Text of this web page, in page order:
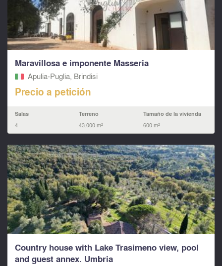
Maravillosa e imponente Masseria
Apulia-Puglia, Brindisi
Precio a petición
Salas
4
Terreno
43.000 m²
Tamaño de la vivienda
600 m²
Country house with Lake Trasimeno view, pool
and guest annex. Umbria